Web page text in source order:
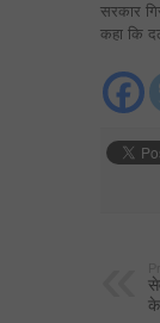
सरकार
कहा कि
के